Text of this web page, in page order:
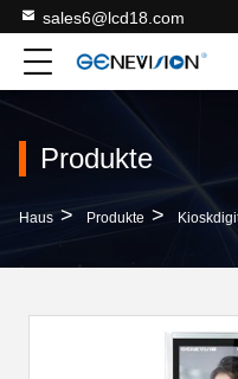
sales6@lcd18.com
Produkte
Haus > Produkte >